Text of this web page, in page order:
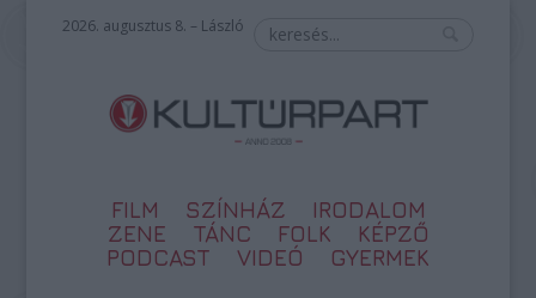
2026. augusztus 8. – László
FILM SZÍNHÁZ
IRODALOM
ZENE
TÁNC FOLK
KÉPZŐ
PODCAST
VIDEÓ GYERMEK